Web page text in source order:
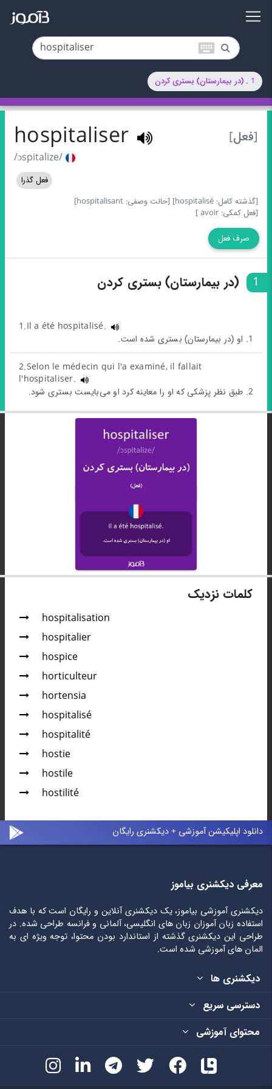
keyboard
1 . (در بیمارستان) بستری کردن
[فعل] hospitaliser
/ɔspitalize/
فعل گذرا
[گذشته کامل: hospitalisé]
[حالت وصفی: hospitalisant]
[فعل کمکی: avoir ]
صرف فعل
1 (در بیمارستان) بستری کردن
1.Il a été hospitalisé.
1. او (در بیمارستان) بستری شده است.
2.Selon le médecin qui l'a examiné, il fallait
l'hospitaliser.
2. طبق نظر پزشکی که او را معاینه کرد او می‌بایست بستری شود.
کلمات نزدیک
hospitalisation
hospitalier
hospice
horticulteur
hortensia
hospitalisé
hospitalité
hostie
hostile
hostilité
دانلود اپلیکیشن آموزشی + دیکشنری رایگان
معرفی دیکشنری بیاموز
دیکشنری آموزشی بیاموز، یک دیکشنری آنلاین و رایگان است که با هدف
استفاده زبان آموزان زبان های انگلیسی، آلمانی و فرانسه طراحی شده. در
طراحی این دیکشنری گذشته از استاندارد بودن محتوا، توجه ویژه ای به
المان های آموزشی شده است.
دیکشنری ها
دسترسی سریع
محتوای آموزشی